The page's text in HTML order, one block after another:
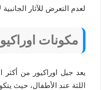
لعدم التعرض للآثار
مكونات
يعد جيل اوراكيور من أكثر
اللثة عند الأطفال، حيث